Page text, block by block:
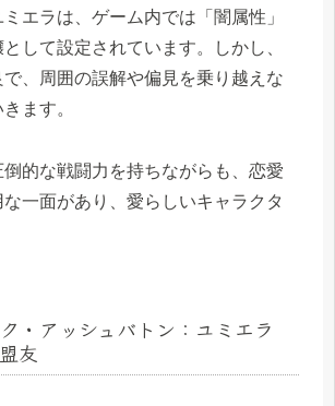
エラは、ゲーム内では「闇属性」
して設定されています。しかし、
、周囲の誤解や偏見を乗り越えな
ます。
的な戦闘力を持ちながらも、恋愛
一面があり、愛らしいキャラクタ
・アッシュバトン：ユミエラ
友